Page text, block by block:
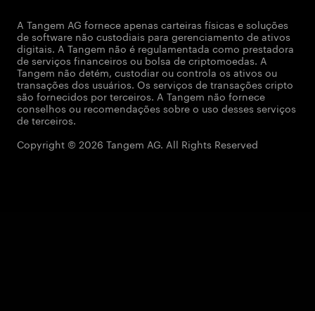
A Tangem AG fornece apenas carteiras físicas e soluções
de software não custodiais para gerenciamento de ativos
digitais. A Tangem não é regulamentada como prestadora
de serviços financeiros ou bolsa de criptomoedas. A
Tangem não detém, custodiar ou controla os ativos ou
transações dos usuários. Os serviços de transações cripto
são fornecidos por terceiros. A Tangem não fornece
conselhos ou recomendações sobre o uso desses serviços
de terceiros.